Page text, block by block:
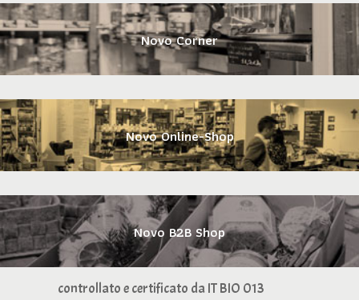
Novo Corner
Novo Online-Shop
Novo B2B Shop
controllato e certificato da IT BIO 013